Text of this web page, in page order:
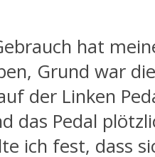
hat
Grund war
der Linken
das Pedal
ich fest, dass